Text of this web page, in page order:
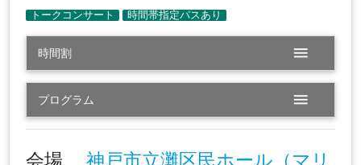
時間割 menu
プログラム menu
会場 神戸市立灘区民ホール（マリ